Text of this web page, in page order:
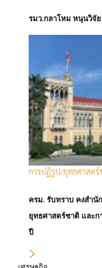
รมว.กลาโหม หนุนวิจั
การปฏิรูป/ยุทธศาสตร์
ครม. รับทราบ คงสำนั
ยุทธศาสตร์ชาติ และก
ปี
ทะเบียนไม่เป็นไปตามเป้าหมา
อาจส่งผลให้มีความเสี่ยงต่อภ
ตัวลงแรง เช่นเดียวกับช่วงต้
การลงทุนอย่างระมัดระวัง เ
สำหรับกลยุทธ์การลงทุน ในสภ
มองว่ายังมีโอกาสการลงทุนที่
ขึ้นไปกระจุกตัวของหุ้นขนาดใ
หุ้นตัวอื่นๆ ที่เริ่มปรับตัวดีขึ้น
ทำให้มองว่าการลงทุนที่น่าสน
คุณภาพดี เช่น หุ้นเทคโนโลยี
เงินสดและการเติบโตของกำ
เกิดใหม่ หรือ Emerging
ตัวลงแรงช่วงหลายปีที่ผ่านมา
ที่ Valuation ยังอยู่ในระดับไม่
มี Upside ถึงแม้จะปรับตัวขึ้นไ
ฟื้นตัวได้ดี และเริ่มมีสัญญาณเ